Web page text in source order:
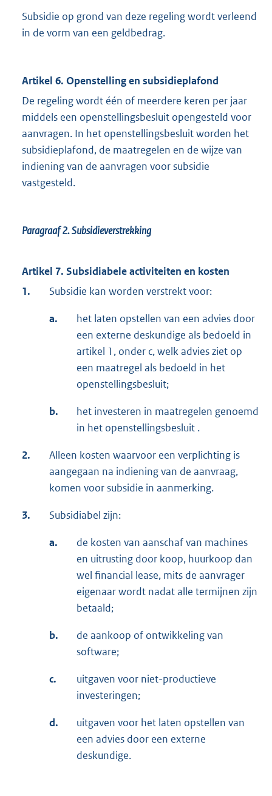
Subsidie op grond van deze regeling wordt verleend
in de vorm van een geldbedrag.
Artikel 6. Openstelling en subsidieplafond
De regeling wordt één of meerdere keren per jaar
middels een openstellingsbesluit opengesteld voor
aanvragen. In het openstellingsbesluit worden het
subsidieplafond, de maatregelen en de wijze van
indiening van de aanvragen voor subsidie
vastgesteld.
Paragraaf 2.Subsidieverstrekking
Artikel 7. Subsidiabele activiteiten en kosten
1.
Subsidie kan worden verstrekt voor:
a.
het laten opstellen van een advies door
een externe deskundige als bedoeld in
artikel 1, onder c, welk advies ziet op
een maatregel als bedoeld in het
openstellingsbesluit;
b.
het investeren in maatregelen genoemd
in het openstellingsbesluit .
2.
Alleen kosten waarvoor een verplichting is
aangegaan na indiening van de aanvraag,
komen voor subsidie in aanmerking.
3. Subsidiabel zijn:
a.
de kosten van aanschaf van machines
en uitrusting door koop, huurkoop dan
wel financial lease, mits de aanvrager
eigenaar wordt nadat alle termijnen zijn
betaald;
b.
de aankoop of ontwikkeling van
software;
c.
uitgaven voor niet-productieve
investeringen;
d.
uitgaven voor het laten opstellen van
een advies door een externe
deskundige.